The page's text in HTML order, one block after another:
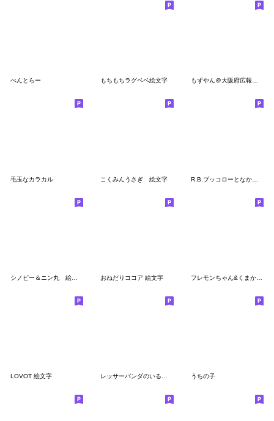
べんとらー もちもちラグベベ絵文字 もずやん＠大阪府広報担当副知事 絵文字
毛玉なカラカル こくみんうさぎ 絵文字 R.B.ブッコローとなかまたち 絵文字
おねだりココア 絵文字 フレモンちゃん&くまかわさん絵文字
LOVOT 絵文字 レッサーパンダのいる生活 絵文字 うちの子